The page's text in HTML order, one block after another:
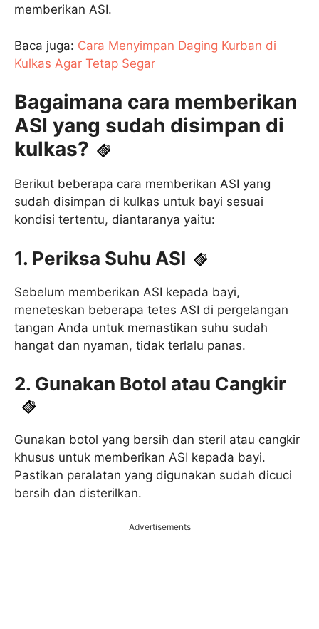
memberikan ASI.
Baca juga: Cara Menyimpan Daging Kurban di
Kulkas Agar Tetap Segar
Bagaimana cara memberikan
ASI yang sudah disimpan di
kulkas?
Berikut beberapa cara memberikan ASI yang
sudah disimpan di kulkas untuk bayi sesuai
kondisi tertentu, diantaranya yaitu:
1. Periksa Suhu ASI
Sebelum memberikan ASI kepada bayi,
meneteskan beberapa tetes ASI di pergelangan
tangan Anda untuk memastikan suhu sudah
hangat dan nyaman, tidak terlalu panas.
2. Gunakan Botol atau Cangkir
Gunakan botol yang bersih dan steril atau cangkir
khusus untuk memberikan ASI kepada bayi.
Pastikan peralatan yang digunakan sudah dicuci
bersih dan disterilkan.
Advertisements